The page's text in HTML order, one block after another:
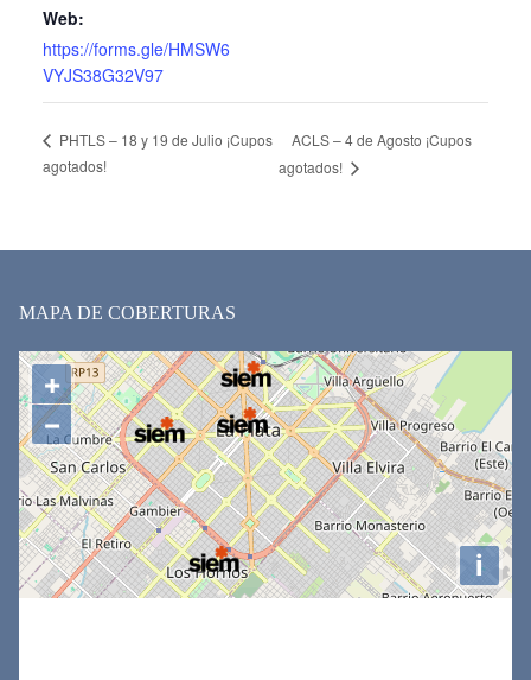
Web:
https://forms.gle/HMSW6
VYJS38G32V97
PHTLS – 18 y 19 de Julio ¡Cupos
agotados!
ACLS – 4 de Agosto ¡Cupos
agotados!
MAPA DE COBERTURAS